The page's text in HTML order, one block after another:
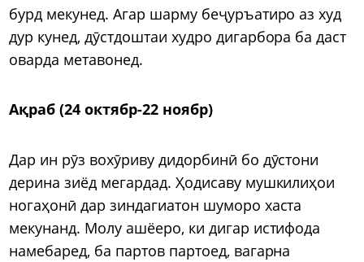
бурд мекунед. Агар шарму беҷуръатиро аз худ
дур кунед, дӯстдоштаи худро дигарбора ба даст
оварда метавонед.
Ақраб (24 октябр-22 ноябр)
Дар ин рӯз вохӯриву дидорбинӣ бо дӯстони
дерина зиёд мегардад. Ҳодисаву мушкилиҳои
ногаҳонӣ дар зиндагиатон шуморо хаста
мекунанд. Молу ашёеро, ки дигар истифода
намебаред, ба партов партоед, вагарна